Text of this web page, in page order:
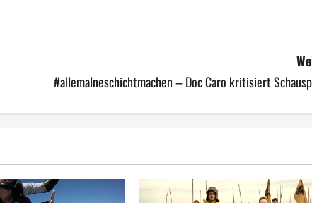
#allemalneschichtmachen – Doc Caro kritisiert